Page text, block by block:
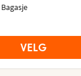
Bagasje
VELG